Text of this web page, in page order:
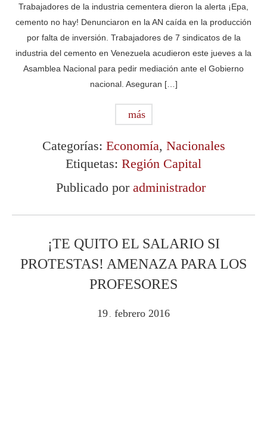
Trabajadores de la industria cementera dieron la alerta ¡Epa,
cemento no hay! Denunciaron en la AN caída en la producción
por falta de inversión. Trabajadores de 7 sindicatos de la
industria del cemento en Venezuela acudieron este jueves a la
Asamblea Nacional para pedir mediación ante el Gobierno
nacional. Aseguran […]
más
Categorías: Economía, Nacionales
Etiquetas: Región Capital
Publicado por administrador
¡TE QUITO EL SALARIO SI
PROTESTAS! AMENAZA PARA LOS
PROFESORES
19 febrero 2016